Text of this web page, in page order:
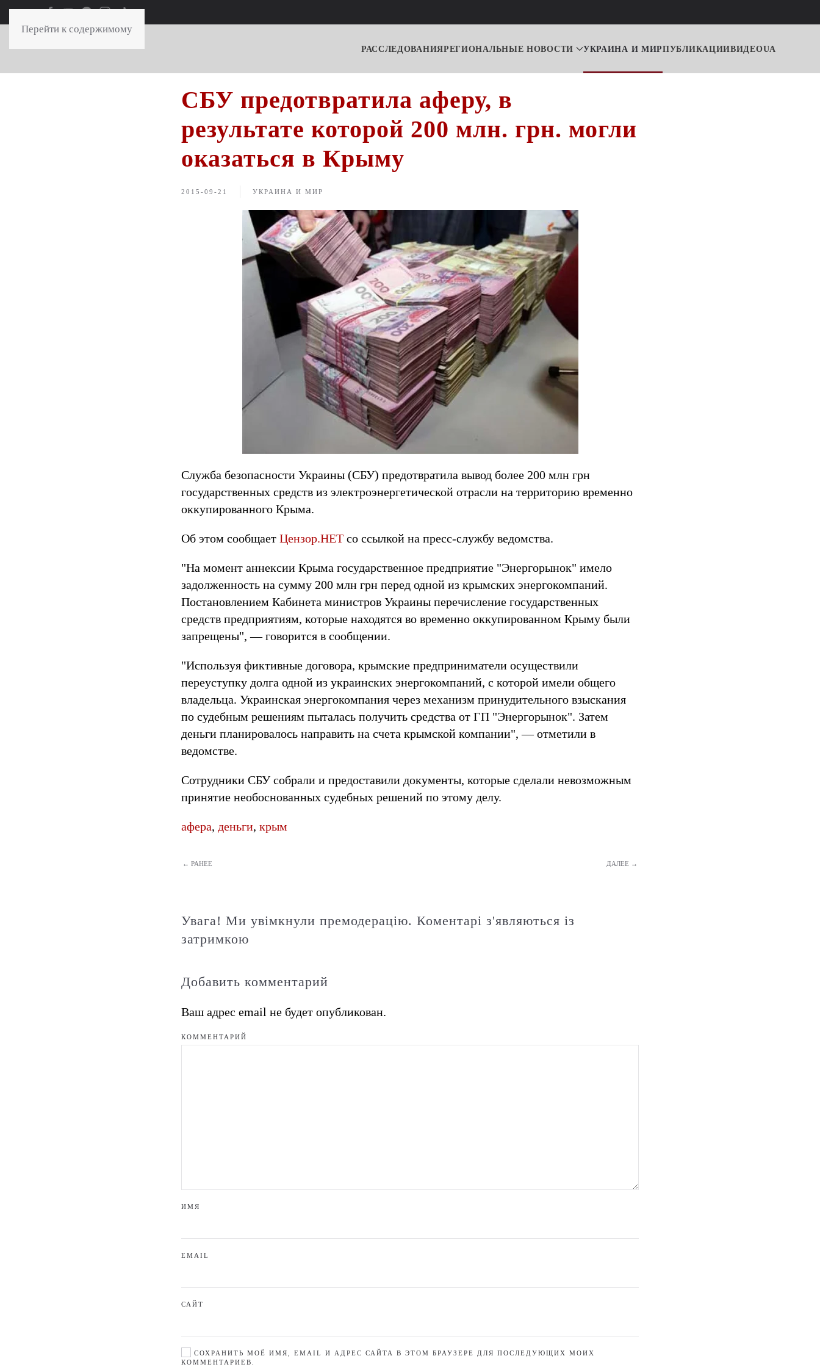
Перейти к содержимому
РАССЛЕДОВАНИЯРЕГИОНАЛЬНЫЕ НОВОСТИ УКРАИНА И МИРПУБЛИКАЦИИВИДЕОUA
СБУ предотвратила аферу, в
результате которой 200 млн. грн. могли
оказаться в Крыму
2015-09-21 УКРАИНА И МИР
Служба безопасности Украины (СБУ) предотвратила вывод более 200 млн грн
государственных средств из электроэнергетической отрасли на территорию временно
оккупированного Крыма.
Об этом сообщает Цензор.НЕТ со ссылкой на пресс-службу ведомства.
"На момент аннексии Крыма государственное предприятие "Энергорынок" имело
задолженность на сумму 200 млн грн перед одной из крымских энергокомпаний.
Постановлением Кабинета министров Украины перечисление государственных
средств предприятиям, которые находятся во временно оккупированном Крыму были
запрещены", — говорится в сообщении.
"Используя фиктивные договора, крымские предприниматели осуществили
переуступку долга одной из украинских энергокомпаний, с которой имели общего
владельца. Украинская энергокомпания через механизм принудительного взыскания
по судебным решениям пыталась получить средства от ГП "Энергорынок". Затем
деньги планировалось направить на счета крымской компании", — отметили в
ведомстве.
Сотрудники СБУ собрали и предоставили документы, которые сделали невозможным
принятие необоснованных судебных решений по этому делу.
афера, деньги, крым
← РАНЕЕ ДАЛЕЕ →
Увага! Ми увімкнули премодерацію. Коментарі з'являються із
затримкою
Добавить комментарий
Ваш адрес email не будет опубликован.
КОММЕНТАРИЙ
ИМЯ
EMAIL
САЙТ
СОХРАНИТЬ МОЁ ИМЯ, EMAIL И АДРЕС САЙТА В ЭТОМ БРАУЗЕРЕ ДЛЯ ПОСЛЕДУЮЩИХ МОИХ
КОММЕНТАРИЕВ.